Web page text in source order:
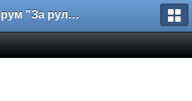
Форум "За рулем"